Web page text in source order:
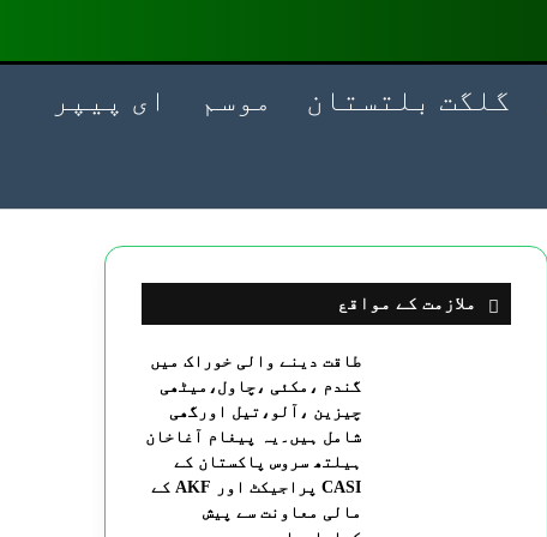
گلگت بلتستان موسم ای پیپر
ملازمت کے مواقع
طاقت دینے والی خوراک میں
گندم ،مکئی ،چاول،میٹھی
چیزین ،آلو،تیل اورگھی
شامل ہیں۔یہ پیغام آغاخان
ہیلتھ سروس پاکستان کے
CASI پراجیکٹ اور AKF کے
مالی معاونت سے پیش